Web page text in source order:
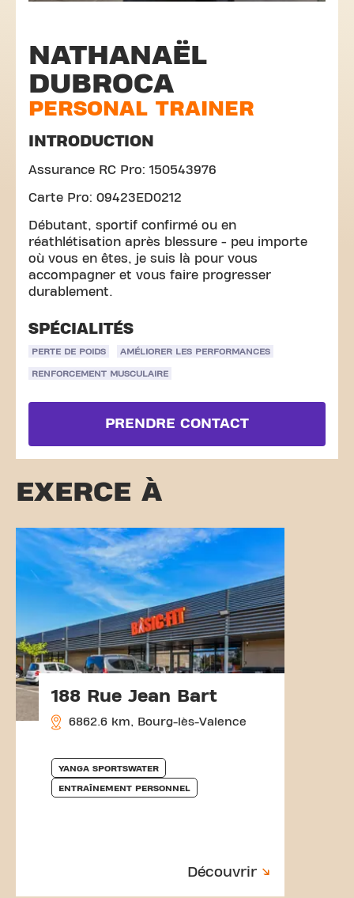
NATHANAËL
DUBROCA
PERSONAL TRAINER
INTRODUCTION
Assurance RC Pro: 150543976
Carte Pro: 09423ED0212
Débutant, sportif confirmé ou en
réathlétisation après blessure - peu importe
où vous en êtes, je suis là pour vous
accompagner et vous faire progresser
durablement.
SPÉCIALITÉS
PERTE DE POIDS AMÉLIORER LES PERFORMANCES
RENFORCEMENT MUSCULAIRE
PRENDRE CONTACT
EXERCE À
188 Rue Jean Bart
6862.6 km, Bourg-lès-Valence
YANGA SPORTSWATER
ENTRAÎNEMENT PERSONNEL
Découvrir